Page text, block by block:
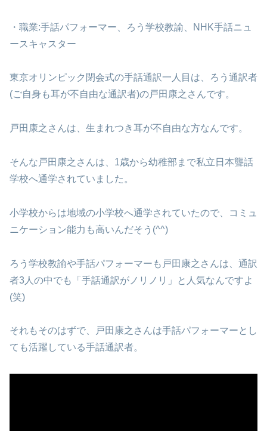
・職業:手話パフォーマー、ろう学校教諭、NHK手話ニュ
ースキャスター
東京オリンピック閉会式の手話通訳一人目は、ろう通訳者
(ご自身も耳が不自由な通訳者)の戸田康之さんです。
戸田康之さんは、生まれつき耳が不自由な方なんです。
そんな戸田康之さんは、1歳から幼稚部まで私立日本聾話
学校へ通学されていました。
小学校からは地域の小学校へ通学されていたので、コミュ
ニケーション能力も高いんだそう(^^)
ろう学校教諭や手話パフォーマーも戸田康之さんは、通訳
者3人の中でも「手話通訳がノリノリ」と人気なんですよ
(笑)
それもそのはずで、戸田康之さんは手話パフォーマーとし
ても活躍している手話通訳者。